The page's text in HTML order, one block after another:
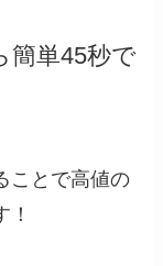
簡単45秒で
ことで高値の